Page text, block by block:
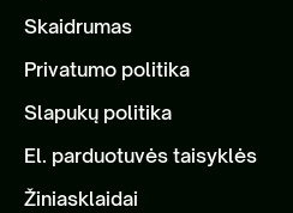
Skaidrumas
Privatumo politika
Slapukų politika
El. parduotuvės taisyklės
Žiniasklaidai